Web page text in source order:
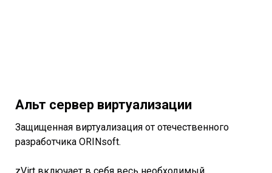
Альт сервер виртуализации
Защищенная виртуализация от отечественного
разработчика ORINsoft.